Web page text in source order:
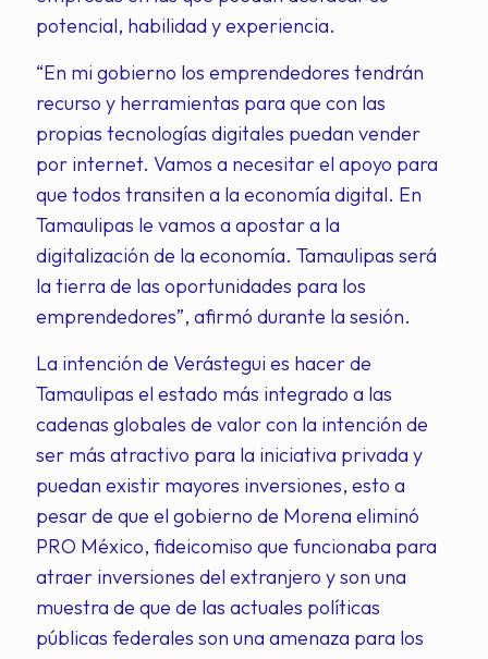
potencial, habilidad y experiencia.
“En mi gobierno los emprendedores tendrán
recurso y herramientas para que con las
propias tecnologías digitales puedan vender
por internet. Vamos a necesitar el apoyo para
que todos transiten a la economía digital. En
Tamaulipas le vamos a apostar a la
digitalización de la economía. Tamaulipas será
la tierra de las oportunidades para los
emprendedores”, afirmó durante la sesión.
La intención de Verástegui es hacer de
Tamaulipas el estado más integrado a las
cadenas globales de valor con la intención de
ser más atractivo para la iniciativa privada y
puedan existir mayores inversiones, esto a
pesar de que el gobierno de Morena eliminó
PRO México, fideicomiso que funcionaba para
atraer inversiones del extranjero y son una
muestra de que de las actuales políticas
públicas federales son una amenaza para los